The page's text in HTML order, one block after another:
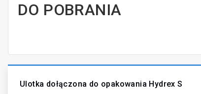
DO POBRANIA
Ulotka dołączona do opakowania​​​​​​​ Hydrex S